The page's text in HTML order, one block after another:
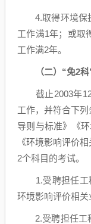
4.取得环境保护
工作满1年；或取
工作满2年。
（二）“免2
截止2003年12
工作，并符合下
导则与标准》《
《环境影响评价
2个科目的考试。
1.受聘担任工
环境影响评价相关
2.受聘担任工程